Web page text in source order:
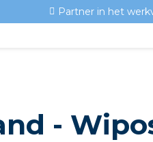
-
Partner in het